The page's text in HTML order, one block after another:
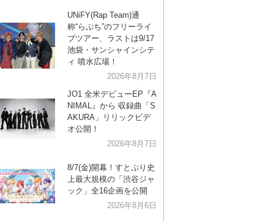
演歌・歌謡
VTuber ジャニーズ
UNiFY(Rap Team)通
称“らぷち”のフリーライ
ブツアー、ラストは9/17
池袋・サンシャインシテ
ィ 噴水広場！
2026年8月7日
JO1 全米デビューEP『A
NIMAL』から 収録曲「S
AKURA」リリックビデ
オ公開！
2026年8月7日
8/7(金)開幕！すとぷり史
上最大規模の「渋谷ジャ
ック」全16企画を公開
2026年8月6日